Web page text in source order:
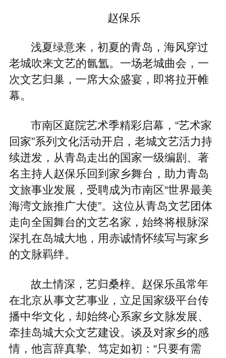
赵保乐
浅夏绿意来，初夏的青岛，海风穿过
老城吹来文艺的氤氲。一场老城曲会，一
次文艺归巢，一席大众盛宴，即将拉开帷
幕。
市南区庭院艺术季精彩启幕，“艺术家
回家”系列文化活动开启，老城文艺活力持
续迸发，从青岛走出的国家一级编剧、著
名主持人赵保乐回到家乡舞台，助力青岛
文旅事业发展，受聘成为市南区“世界最美
海湾文旅推广大使”。这位从青岛文艺团体
走向全国舞台的文艺名家，始终将根脉深
深扎在岛城大地，用赤诚情怀续写与家乡
的文脉羁绊。
故土情深，艺归桑梓。赵保乐虽常年
在北京从事文艺事业，立足国家级平台传
播中华文化，却始终心系家乡文脉发展、
牵挂岛城大众文艺建设。谈及对家乡的感
情，他言辞真挚、笃定如初：“只要有需